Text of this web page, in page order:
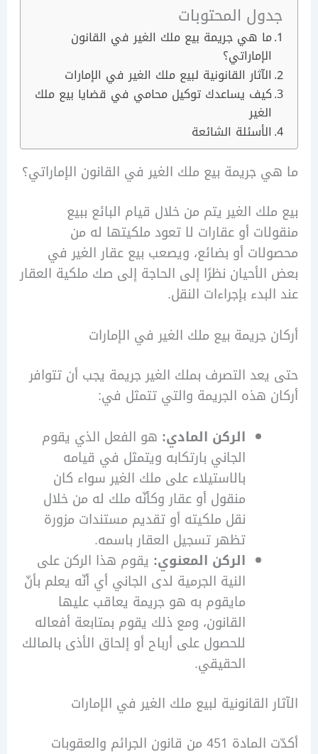
المحتوبات
ما هي جريمة بيع ملك الغير في القانون
الإماراتي؟
الآثار القانونية لبيع ملك الغير في الإمارات
كيف يساعدك توكيل محامي في قضايا بيع ملك
الأسئلة الشائعة
جريمة بيع ملك الغير في القانون الإماراتي؟
الغير يتم من خلال قيام البائع ببيع
أو عقارات لا تعود ملكيتها له من
أو بضائع، ويصعب بيع عقار الغير في
نظرًا إلى الحاجة إلى صك ملكية العقار
بإجراءات النقل.
جريمة بيع ملك الغير في الإمارات
التصرف بملك الغير جريمة يجب أن تتوافر
هذه الجريمة والتي تتمثل في:
الركن المادي: هو الفعل الذي يقوم
الجاني بارتكابه ويتمثل في قيامه
بالاستيلاء على ملك الغير سواء كان
منقول أو عقار وكأنّه ملك له من خلال
نقل ملكيته أو تقديم مستندات مزورة
تظهر تسجيل العقار باسمه.
الركن المعنوي:يقوم هذا الركن على
النية الجرمية لدى الجاني أي أنّه يعلم بأنّ
مايقوم به هو جريمة يعاقب عليها
القانون، ومع ذلك يقوم بمتابعة أفعاله
للحصول على أرباح أو إلحاق الأذى بالمالك
الحقيقي.
القانونية لبيع ملك الغير في الإمارات
أكدّت المادة 451 من قانون الجرائم والعقوبات